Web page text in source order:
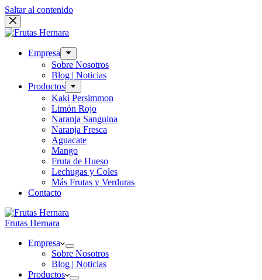
Saltar al contenido
Empresa
Sobre Nosotros
Blog | Noticias
Productos
Kaki Persimmon
Limón Rojo
Naranja Sanguina
Naranja Fresca
Aguacate
Mango
Fruta de Hueso
Lechugas y Coles
Más Frutas y Verduras
Contacto
Frutas Hernara
Empresa
Sobre Nosotros
Blog | Noticias
Productos